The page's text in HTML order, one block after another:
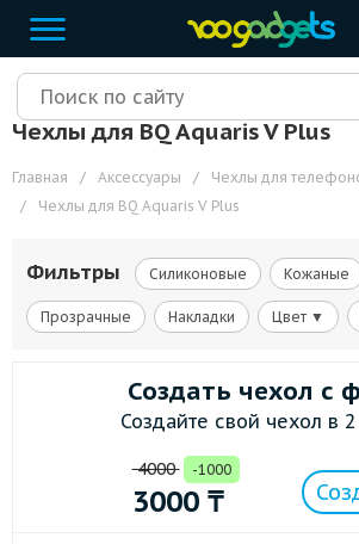
Чехлы для BQ Aquaris V Plus
Главная / Аксессуары / Чехлы для
/
Чехлы для BQ Aquaris V Plus
Фильтры Силиконовые Кожаные
Прозрачные Накладки Цвет ▼
Создать чехол с
Создайте свой чехол в 2
4000 -1000
3000 ₸